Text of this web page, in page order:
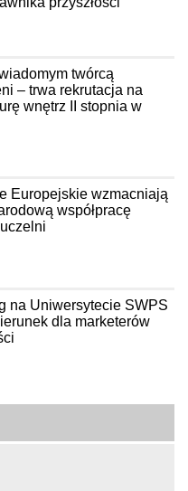
twórcą
– trwa rekrutacja na
wnętrz II stopnia w
Europejskie wzmacniają
współpracę
na Uniwersytecie SWPS
dla marketerów